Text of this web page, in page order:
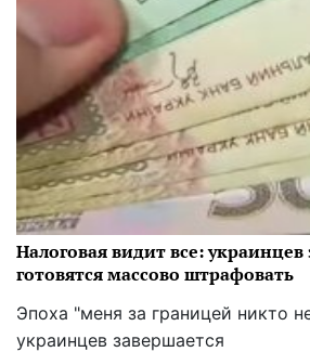
Налоговая видит все: украинцев
готовятся массово штрафовать
Эпоха "меня за границей никто
украинцев завершается